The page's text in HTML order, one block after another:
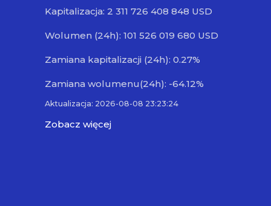
Kapitalizacja: 2 311 726 408 848 USD
Wolumen (24h): 101 526 019 680 USD
Zamiana kapitalizacji (24h): 0.27%
Zamiana wolumenu(24h): -64.12%
Aktualizacja: 2026-08-08 23:23:24
Zobacz więcej